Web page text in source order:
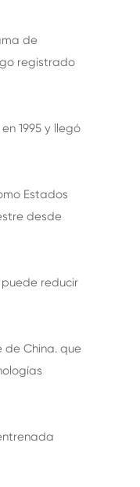
de
registrado
1995 y llegó
Estados
desde
reducir
China. que